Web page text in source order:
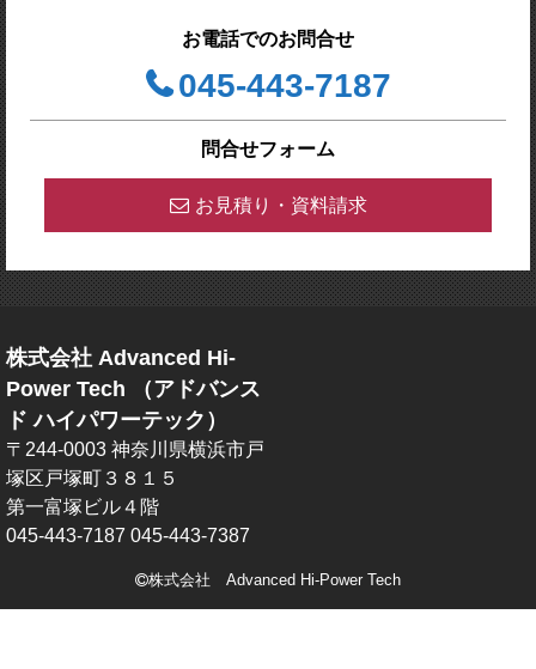
お電話でのお問合せ
045-443-7187
問合せフォーム
お見積り・資料請求
株式会社 Advanced Hi-
Power Tech （アドバンス
ド ハイパワーテック）
〒244-0003 神奈川県横浜市戸
塚区戸塚町３８１５
第一富塚ビル４階
045-443-7187 045-443-7387
株式会社 Advanced Hi-Power Tech